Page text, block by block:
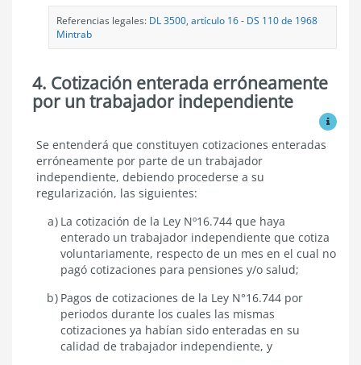
Referencias legales: DL 3500, artículo 16- DS 110 de 1968
Mintrab
4. Cotización enterada erróneamente
por un trabajador independiente
Ver
Cotización
enterada
erróneamente
por
un
independiente
Se entenderá que constituyen cotizaciones enteradas
erróneamente por parte de un trabajador
independiente, debiendo procederse a su
regularización, las siguientes:
La cotización de la Ley Nº16.744 que haya
enterado un trabajador independiente que cotiza
voluntariamente, respecto de un mes en el cual no
pagó cotizaciones para pensiones y/o salud;
Pagos de cotizaciones de la Ley N°16.744 por
periodos durante los cuales las mismas
cotizaciones ya habían sido enteradas en su
calidad de trabajador independiente, y